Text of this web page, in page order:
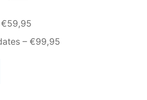
€59,95
– €99,95